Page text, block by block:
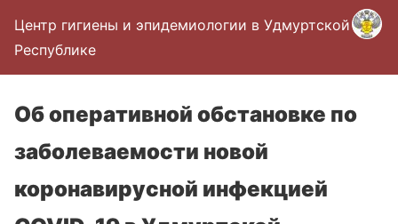
Центр гигиены и эпидемиологии в Удмуртской
Республике
Об оперативной обстановке по
заболеваемости новой
коронавирусной инфекцией